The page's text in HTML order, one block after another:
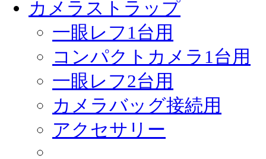
カメラストラップ
一眼レフ1台用
コンパクトカメラ1台用
一眼レフ2台用
カメラバッグ接続用
アクセサリー